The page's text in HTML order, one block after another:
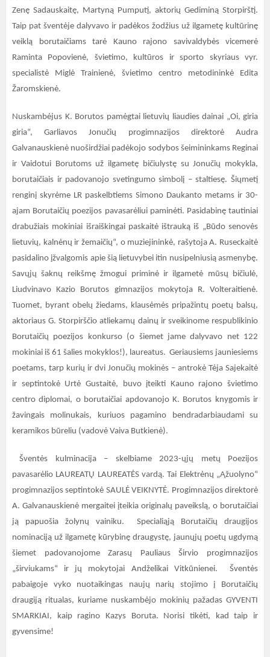
Zenę Sadauskaitę, Martyną Pumputį, aktorių Gediminą Storpirštį.
Taip pat šventėje dalyvavo ir padėkos žodžius už ilgametę kultūrinę
veiklą borutaičiams tarė Kauno rajono savivaldybės vicemerė
Raminta Popovienė, švietimo, kultūros ir sporto skyriaus vyr.
specialistė Miglė Trainienė, švietimo centro metodininkė Edita
Žaromskienė.
Nuskambėjus K. Borutos pamėgtai lietuvių liaudies dainai „Oi, giria
giria“, Garliavos Jonučių progimnazijos direktorė Audra
Galvanauskienė nuoširdžiai padėkojo sodybos šeimininkams Reginai
ir Vaidotui Borutoms už ilgametę bičiulystę su Jonučių mokykla,
borutaičiais ir padovanojo svetingumo simbolį – staltiesę. Šiųmetį
renginį skyrėme LR paskelbtiems Simono Daukanto metams ir 30-
ajam Borutaičių poezijos pavasarėliui paminėti. Pasidabinę tautiniai
drabužiais mokiniai išraiškingai paskaitė ištrauką iš „Būdo senovės
lietuvių, kalnėnų ir žemaičių“, o muziejininkė, rašytoja A. Ruseckaitė
pasidalino įžvalgomis apie šią lietuvybei itin nusipelniusią asmenybę.
Savųjų šaknų reikšmę žmogui priminė ir ilgametė mūsų bičiulė,
Liudvinavo Kazio Borutos gimnazijos mokytoja R. Volteraitienė.
Tuomet, byrant obelų žiedams, klausėmės pripažintų poetų balsų,
aktoriaus G. Storpirščio atliekamų dainų ir sveikinome respublikinio
Borutaičių poezijos konkurso (o šiemet jame dalyvavo net 122
mokiniai iš 61 šalies mokyklos!), laureatus. Geriausiems jauniesiems
poetams, tarp kurių ir dvi Jonučių mokinės – antrokė Tėja Sajekaitė
ir septintokė Urtė Gustaitė, buvo įteikti Kauno rajono švietimo
centro diplomai, o borutaičiai apdovanojo K. Borutos knygomis ir
žavingais molinukais, kuriuos pagamino bendradarbiaudami su
keramikos būreliu (vadovė Vaiva Butkienė).
Šventės kulminacija – skelbiame 2023-ųjų metų Poezijos
pavasarėlio LAUREATŲ LAUREATĖS vardą. Tai Elektrėnų „Ąžuolyno“
progimnazijos septintokė SAULĖ VEIKNYTĖ. Progimnazijos direktorė
A. Galvanauskienė mergaitei įteikia originalų paveikslą, o borutaičiai
ją papuošia žolynų vainiku. Specialiąją Borutaičių draugijos
nominaciją už ilgametę kūrybinę draugystę, jaunųjų poetų ugdymą
šiemet padovanojome Zarasų Pauliaus Širvio progimnazijos
„širviukams“ ir jų mokytojai Andželikai Vitkūnienei. Šventės
pabaigoje vyko nuotaikingas naujų narių stojimo į Borutaičių
draugiją ritualas, kuriame nuskambėjo mokinių pažadas GYVENTI
SMARKIAI, kaip ragino Kazys Boruta. Norisi tikėti, kad taip ir
gyvensime!